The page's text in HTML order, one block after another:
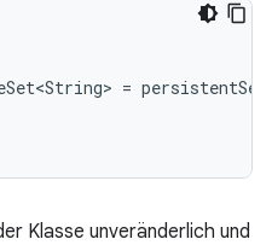
=
Klasse unveränderlich und